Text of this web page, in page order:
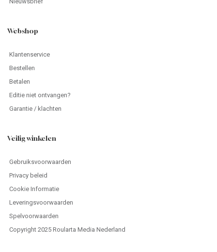
Webshop
Klantenservice
Bestellen
Betalen
Editie niet ontvangen?
Garantie / klachten
Veilig winkelen
Gebruiksvoorwaarden
Privacy beleid
Cookie Informatie
Leveringsvoorwaarden
Spelvoorwaarden
Copyright 2025 Roularta Media Nederland